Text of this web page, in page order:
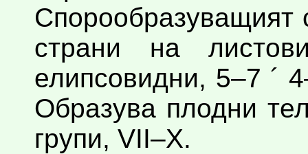
Спорообразуващият
страни на
елипсовидни, 5–7 ´
Образува плодни
групи, VII–X.